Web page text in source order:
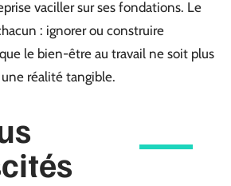
vaciller sur ses fondations. Le
: ignorer ou construire
le bien-être au travail ne soit plus
réalité tangible.